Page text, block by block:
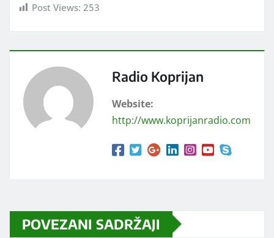
Post Views: 253
Radio Koprijan
Website:
http://www.koprijanradio.com
POVEZANI SADRŽAJI